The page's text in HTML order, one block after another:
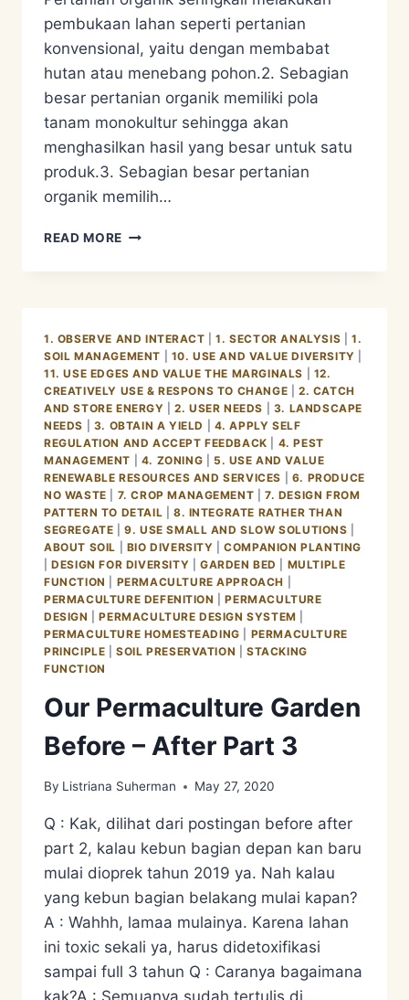
pembukaan lahan seperti pertanian
konvensional, yaitu dengan membabat
hutan atau menebang pohon.2. Sebagian
besar pertanian organik memiliki pola
tanam monokultur sehingga akan
menghasilkan hasil yang besar untuk satu
produk.3. Sebagian besar pertanian
organik memilih…
READ MORE PERBEDAAN
ORGANIC
1. OBSERVE AND INTERACT |1. SECTOR ANALYSIS
1.
SOIL MANAGEMENT
10. USE AND VALUE DIVERSITY
11. USE EDGES AND VALUE THE MARGINALS
12.
CREATIVELY USE & RESPONS TO CHANGE |2. CATCH
AND STORE ENERGY |2. USER NEEDS
3. LANDSCAPE
NEEDS
3. OBTAIN A YIELD
4. APPLY SELF
REGULATION AND ACCEPT FEEDBACK
4. PEST
MANAGEMENT
4. ZONING
5. USE AND VALUE
RENEWABLE RESOURCES AND SERVICES
6. PRODUCE
NO WASTE
7. CROP MANAGEMENT |7. DESIGN FROM
PATTERN TO DETAIL
8. INTEGRATE RATHER THAN
SEGREGATE |9. USE SMALL AND SLOW SOLUTIONS
ABOUT SOIL
BIO DIVERSITY |COMPANION PLANTING
|DESIGN FOR DIVERSITY GARDEN BED
MULTIPLE
FUNCTION
PERMACULTURE APPROACH
PERMACULTURE DEFENITION
|PERMACULTURE
DESIGN
|PERMACULTURE DESIGN SYSTEM
PERMACULTURE HOMESTEADING
PERMACULTURE
PRINCIPLE |SOIL PRESERVATION |STACKING
FUNCTION
Our Permaculture Garden
Before – After Part 3
By Listriana Suherman May 27, 2020
Q : Kak, dilihat dari postingan before after
part 2, kalau kebun bagian depan kan baru
mulai dioprek tahun 2019 ya. Nah kalau
yang kebun bagian belakang mulai kapan?
A : Wahhh, lamaa mulainya. Karena lahan
ini toxic sekali ya, harus didetoxifikasi
sampai full 3 tahun Q : Caranya bagaimana